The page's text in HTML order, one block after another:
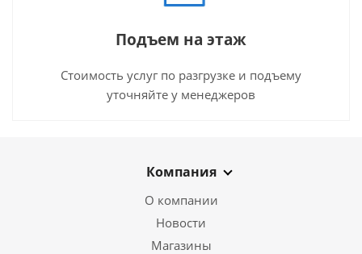
Подъем на этаж
Стоимость услуг по разгрузке и подъему
уточняйте у менеджеров
Компания
О компании
Новости
Магазины